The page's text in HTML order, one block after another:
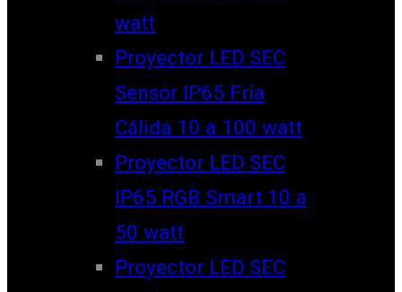
watt
Proyector LED SEC
Sensor IP65 Fría
Cálida 10 a 100 watt
Proyector LED SEC
IP65 RGB Smart 10 a
50 watt
Proyector LED SEC